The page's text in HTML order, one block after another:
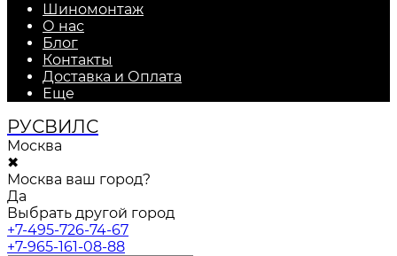
Шиномонтаж
О нас
Блог
Контакты
Доставка и Оплата
Еще
РУСВИЛС
Москва
✖
Москва ваш город?
Да
Выбрать другой город
+7-495-726-74-67
+7-965-161-08-88